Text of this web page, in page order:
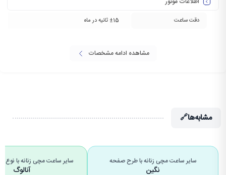
دقت ساعت ±15 ثانیه در ماه
مشاهده ادامه مشخصات
مشابه‌ها🔗
سایر ساعت مچی زنانه با طرح صفحه
نگین
سایر ساعت مچی زنانه با
آنالوگ